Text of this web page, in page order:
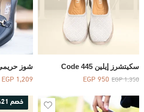
سكيتشرز إيلين Code 445
EGP1,350
EGP950
EGP1,209
خصم 21%